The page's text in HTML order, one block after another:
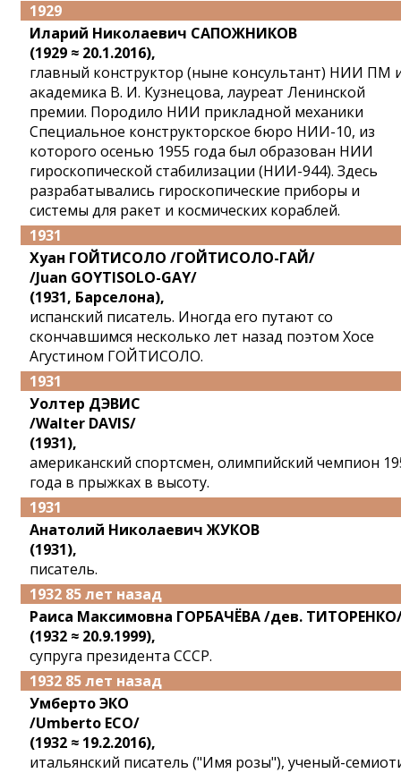
1929
Иларий Николаевич САПОЖНИКОВ
(1929 ≈ 20.1.2016),
главный конструктор (ныне консультант) НИИ ПМ
академика В. И. Кузнецова, лауреат Ленинской
премии. Породило НИИ прикладной механики
Специальное конструкторское бюро НИИ-10, из
которого осенью 1955 года был образован НИИ
гироскопической стабилизации (НИИ-944). Здесь
разрабатывались гироскопические приборы и
системы для ракет и космических кораблей.
1931
Хуан ГОЙТИСОЛО /ГОЙТИСОЛО-ГАЙ/
/Juan GOYTISOLO-GAY/
(1931, Барселона),
испанский писатель. Иногда его путают со
скончавшимся несколько лет назад поэтом Хосе
Агустином ГОЙТИСОЛО.
1931
Уолтер ДЭВИС
/Walter DAVIS/
(1931),
американский спортсмен, олимпийский чемпион
года в прыжках в высоту.
1931
Анатолий Николаевич ЖУКОВ
(1931),
писатель.
1932 85 лет назад
Раиса Максимовна ГОРБАЧЁВА /дев.
(1932 ≈ 20.9.1999),
супруга президента СССР.
1932 85 лет назад
Умберто ЭКО
/Umberto ECO/
(1932 ≈ 19.2.2016),
итальянский писатель ("Имя розы"), ученый-